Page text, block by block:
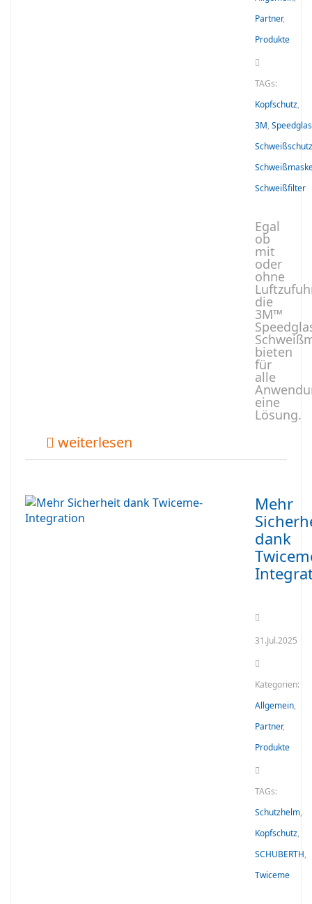
Partner,
Produkte
TAGs:
Kopfschutz,
3M, Speedglas
Schweißschutz
Schweißfilter
Egal
ob
mit
oder
ohne
die
3M™
bieten
für
alle
eine
Lösung.
weiterlesen
Mehr
dank
31.Jul.2025
Kategorien:
Allgemein,
Partner,
Produkte
TAGs:
Schutzhelm,
Kopfschutz,
SCHUBERTH,
Twiceme